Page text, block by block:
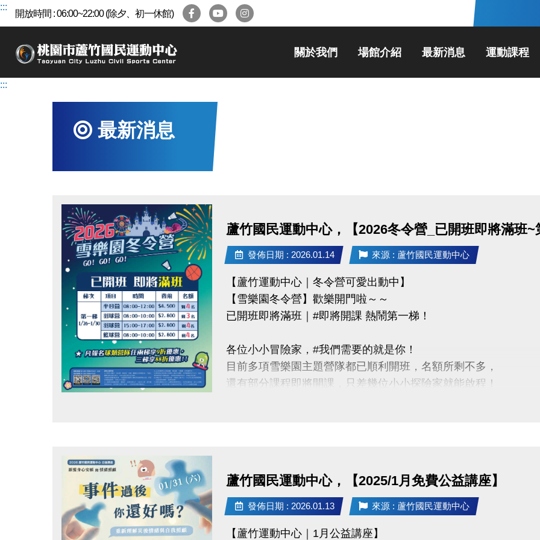
跳
區
:::
開放時間 : 06:00~22:00 (除夕、初一休館)
關於我們 場館介紹 最新消息 運動課程
:::
最新消息
蘆竹國民運動中心，【2026冬令營_已開班即將滿班
發佈日期 : 2026.01.14 來源 : 蘆竹國民運動中心
【蘆竹運動中心｜冬令營可愛出動中】
【雪樂園冬令營】歡樂開門啦～～
已開班即將滿班｜#即將開課 熱鬧第一梯！
各位小小冒險家，#我們需要的就是你！
目前多項雪樂園主題營隊都已順利開班，名額所剩不多，
還有部分課程即將開課，只差幾位小小探險家就能啟程！
凡報名球類營隊任兩梯享9折優惠，三梯享88折優惠!!
【報名資訊】開課前皆可報名，把握最後機會！
報名只到115/1/25(日)請別錯過囉
蘆竹國民運動中心，【2025/1月免費公益講座】
發佈日期 : 2026.01.13 來源 : 蘆竹國民運動中心
【蘆竹運動中心｜1月公益講座】